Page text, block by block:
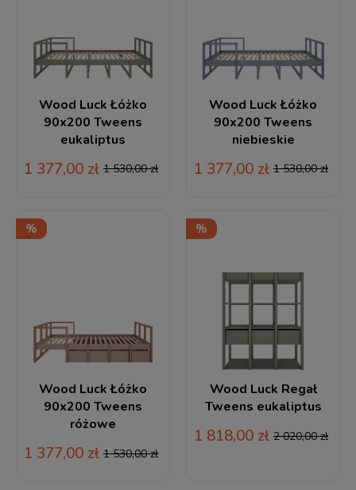
Wood Luck Łóżko
90x200 Tweens
eukaliptus
1 377,00 zł 1 530,00 zł
Wood Luck Łóżko
90x200 Tweens
niebieskie
1 377,00 zł 1 530,00 zł
Wood Luck Łóżko
90x200 Tweens
różowe
1 377,00 zł 1 530,00 zł
Wood Luck Regał
Tweens eukaliptus
1 818,00 zł 2 020,00 zł